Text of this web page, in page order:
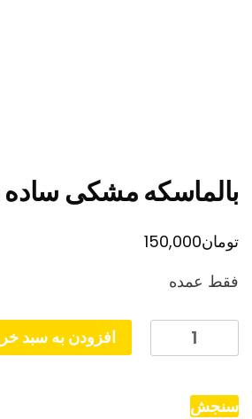
بالماسکه مشکی ساده
تومان150,000
فقط عمده
بالماسکه
مشکی
دخترانه
افزودن به سبد
سنجش